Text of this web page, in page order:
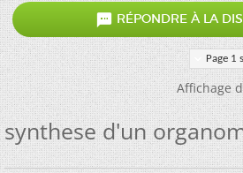
 RÉPONDRE À LA
Page 1
Affichage
synthese d'un